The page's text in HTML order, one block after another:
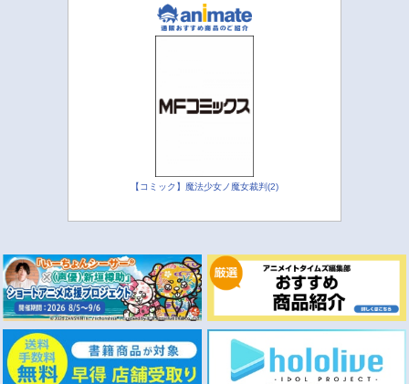
【コミック】魔法少女ノ魔女裁判(2)